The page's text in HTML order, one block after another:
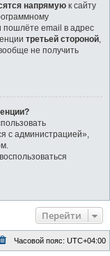
напрямую к сайту
пошлёте email в адрес
третьей стороной,
не получить
с администрацией»,
Перейти
Часовой пояс: UTC+04:00